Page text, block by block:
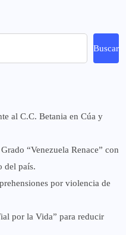
Buscar
al C.C. Betania en Cúa y
“Venezuela Renace” con
del país.
por violencia de
por la Vida” para reducir